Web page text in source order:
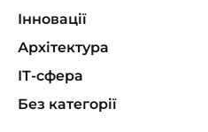
Інновації
Архітектура
ІТ-сфера
Без категорії